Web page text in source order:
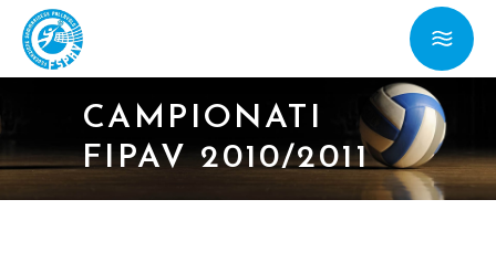
CAMPIONATI
FIPAV 2010/2011